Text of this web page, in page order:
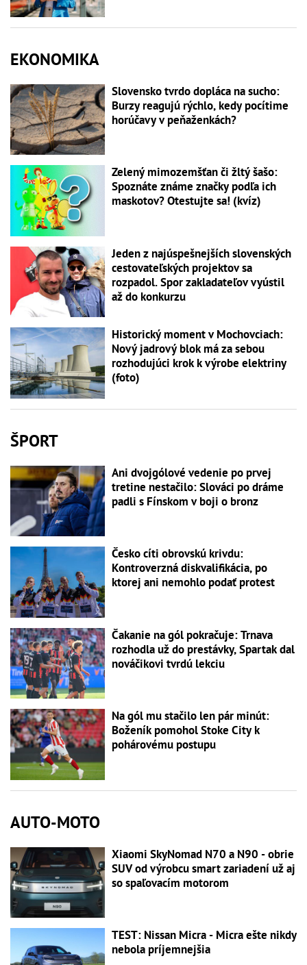
EKONOMIKA
Slovensko tvrdo dopláca na sucho:
Burzy reagujú rýchlo, kedy pocítime
horúčavy v peňaženkách?
Zelený mimozemšťan či žltý šašo:
Spoznáte známe značky podľa ich
maskotov? Otestujte sa! (kvíz)
Jeden z najúspešnejších slovenských
cestovateľských projektov sa
rozpadol. Spor zakladateľov vyústil
až do konkurzu
Historický moment v Mochovciach:
Nový jadrový blok má za sebou
rozhodujúci krok k výrobe elektriny
(foto)
ŠPORT
Ani dvojgólové vedenie po prvej
tretine nestačilo: Slováci po dráme
padli s Fínskom v boji o bronz
Česko cíti obrovskú krivdu:
Kontroverzná diskvalifikácia, po
ktorej ani nemohlo podať protest
Čakanie na gól pokračuje: Trnava
rozhodla už do prestávky, Spartak dal
nováčikovi tvrdú lekciu
Na gól mu stačilo len pár minút:
Boženík pomohol Stoke City k
pohárovému postupu
AUTO-MOTO
Xiaomi SkyNomad N70 a N90 - obrie
SUV od výrobcu smart zariadení už aj
so spaľovacím motorom
TEST: Nissan Micra - Micra ešte nikdy
nebola príjemnejšia